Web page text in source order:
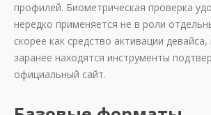
профилей. Биометрическая проверка
нередко применяется не в роли
скорее как средство активации
заранее находятся инструменты
официальный сайт.